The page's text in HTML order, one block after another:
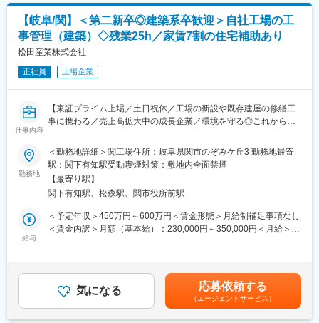
・工事のスケジュール調整・工程の管理
・必要な資材の発注 など
※お仕事の約50％は事務所での事務作業です。
※資材の発注やスタッフ調整・日程調整などをお任せします。
■身に付く３つのスキル
（1）マネジメント能力:
各プロジェクトでは多くの関係者と協力し、全体を指揮監督いた
ることができます。
（2）問題解決能力:
様々な問題に対して、迅速かつ的確な判断を下し、解決策を見出
す能力が鍛えられます。
（2）技術的知識:
建築や土木工事の基本的な技術知識、または特定の分野に特化し
た専門知識
└ビジネスマナー／業界について／建設業に関する専門用語／図
面・ＣＡＤ研修／実践を想定した実務研修などを1から詳しくお伝
【岐阜/関】＜第二新卒◎建築系卒歓迎＞自社工場の工
事管理（建築）◇残業25h／家賃7割の住宅補助あり
松田産業株式会社
正社員 上場企業
仕事内容
【東証プライム上場／土日祝休／工場の新設や既存建屋の修繕工
事に携わる／売上高拡大中の成長企業／環境を守る◎これからの
■職務内容：
当社工場の修繕工事の工事管理をお任せします。建設工事は協力
会社に依頼となります。
＜具体的な業務内容＞
・工場の新設/設備導入
└既存建屋設備の定期メンテナンスや改修、修繕、故障時の修理
・海外現地法人の工場施設（海外出張により定期監査あり）
└現地法人の建設工事・設備導入～試運転、定期メンテナンス
勤務地
＜勤務地詳細＞関工場住所：岐阜県関市のぞみケ丘3 勤務地最寄
駅：関下有知駅受動喫煙対策：敷地内全面禁煙
【最寄り駅】
関下有知駅、松森駅、関市役所前駅
給与
＜予定年収＞450万円～600万円＜賃金形態＞月給制補足事項なし
＜賃金内訳＞月額（基本給）：230,000円～350,000円＜月給＞
月、12月）賃金はあくまでも目安の金額であり、選考を通じて上
下する可能性があります。月給(月額)は固定手当を含めた表記で
す。
気になる 応募依頼する
（エージェントサービス）